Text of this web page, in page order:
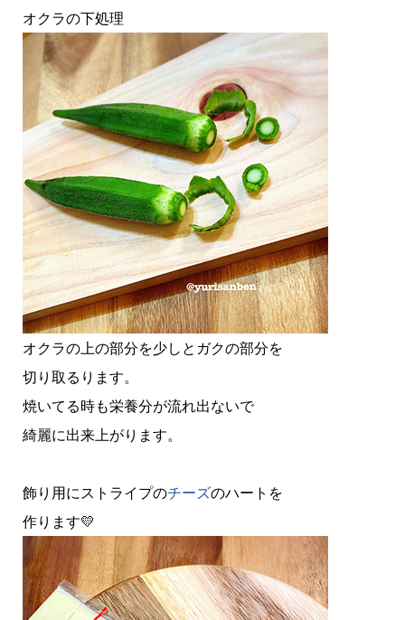
オクラの下処理
オクラの上の部分を少しとガクの部分を
切り取るります。
焼いてる時も栄養分が流れ出ないで
綺麗に出来上がります。
飾り用にストライプのチーズのハートを
作ります💛